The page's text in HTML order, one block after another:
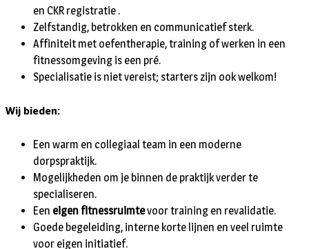
en CKR registratie .
Zelfstandig, betrokken en communicatief sterk.
Affiniteit met oefentherapie, training of werken in een
fitnessomgeving is een pré.
Specialisatie is niet vereist; starters zijn ook welkom!
Wij bieden:
Een warm en collegiaal team in een moderne
dorpspraktijk.
Mogelijkheden om je binnen de praktijk verder te
specialiseren.
Een eigen fitnessruimtevoor training en revalidatie.
Goede begeleiding, interne korte lijnen en veel ruimte
voor eigen initiatief.